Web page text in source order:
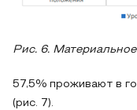
Рис. 6.
57,5% проживают в
(рис. 7).